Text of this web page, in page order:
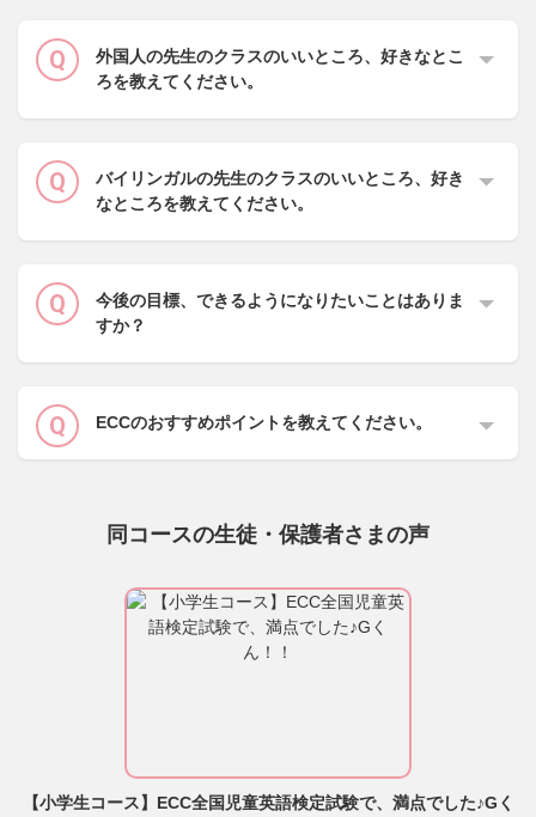
外国人の先生のクラスのいいところ、好きなとこ
ろを教えてください。
バイリンガルの先生のクラスのいいところ、好き
なところを教えてください。
今後の目標、できるようになりたいことはありま
すか？
ECCのおすすめポイントを教えてください。
同コースの生徒・保護者さまの声
【小学生コース】ECC全国児童英語検定試験で、満点でした♪Gく